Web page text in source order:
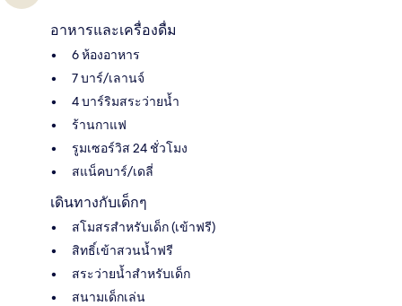
อาหารและเครื่องดื่ม
6 ห้องอาหาร
7 บาร์/เลานจ์
4 บาร์ริมสระว่ายน้ำ
ร้านกาแฟ
รูมเซอร์วิส 24 ชั่วโมง
สแน็คบาร์/เดลี่
เดินทางกับเด็กๆ
สโมสรสำหรับเด็ก (เข้าฟรี)
สิทธิ์เข้าสวนน้ำฟรี
สระว่ายน้ำสำหรับเด็ก
สนามเด็กเล่น